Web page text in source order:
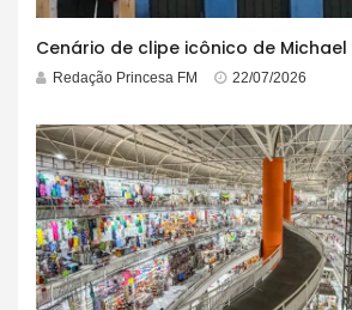
Redação Princesa FM 22/07/2026